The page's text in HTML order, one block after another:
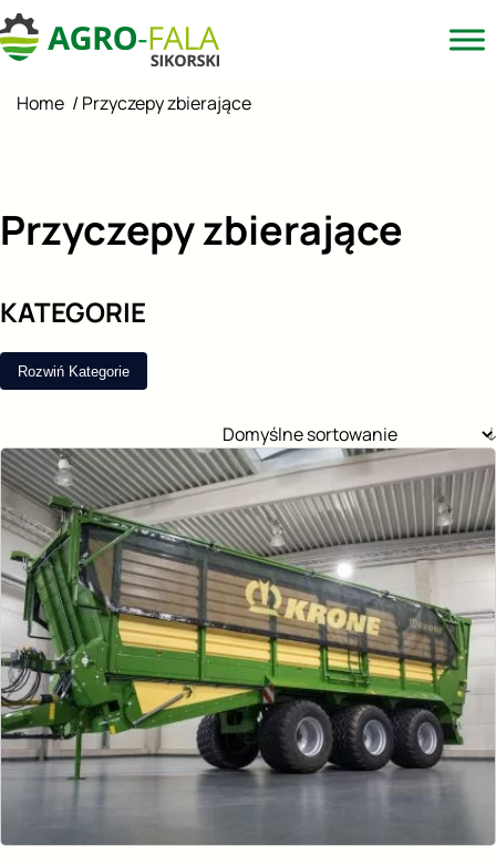
Home / Przyczepy zbierające
Przyczepy zbierające
KATEGORIE
Rozwiń Kategorie